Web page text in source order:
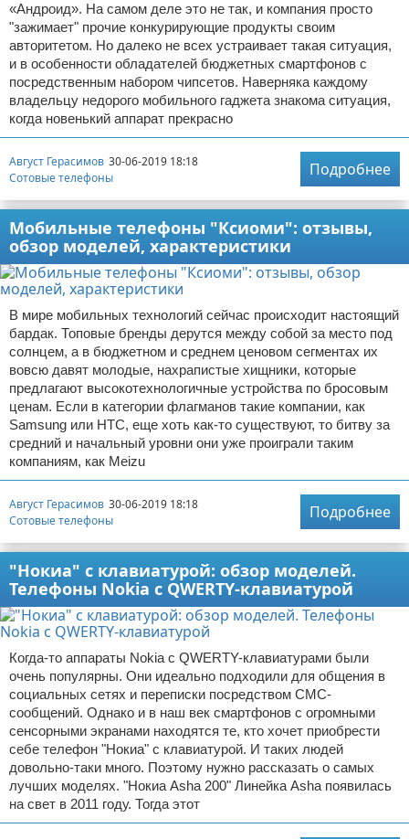
«Андроид». На самом деле это не так, и компания просто
"зажимает" прочие конкурирующие продукты своим
авторитетом. Но далеко не всех устраивает такая ситуация,
и в особенности обладателей бюджетных смартфонов с
посредственным набором чипсетов. Наверняка каждому
владельцу недорого мобильного гаджета знакома ситуация,
когда новенький аппарат прекрасно
Август Герасимов 30-06-2019 18:18
Сотовые телефоны
Подробнее
Мобильные телефоны "Ксиоми": отзывы,
обзор моделей, характеристики
В мире мобильных технологий сейчас происходит настоящий
бардак. Топовые бренды дерутся между собой за место под
солнцем, а в бюджетном и среднем ценовом сегментах их
вовсю давят молодые, нахрапистые хищники, которые
предлагают высокотехнологичные устройства по бросовым
ценам. Если в категории флагманов такие компании, как
Samsung или HTC, еще хоть как-то существуют, то битву за
средний и начальный уровни они уже проиграли таким
компаниям, как Meizu
Август Герасимов 30-06-2019 18:18
Сотовые телефоны
Подробнее
"Нокиа" с клавиатурой: обзор моделей.
Телефоны Nokia с QWERTY-клавиатурой
Когда-то аппараты Nokia с QWERTY-клавиатурами были
очень популярны. Они идеально подходили для общения в
социальных сетях и переписки посредством СМС-
сообщений. Однако и в наш век смартфонов с огромными
сенсорными экранами находятся те, кто хочет приобрести
себе телефон "Нокиа" с клавиатурой. И таких людей
довольно-таки много. Поэтому нужно рассказать о самых
лучших моделях. "Нокиа Asha 200" Линейка Asha появилась
на свет в 2011 году. Тогда этот